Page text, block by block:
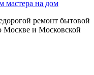
ремонт бытовой
Москве и Московской